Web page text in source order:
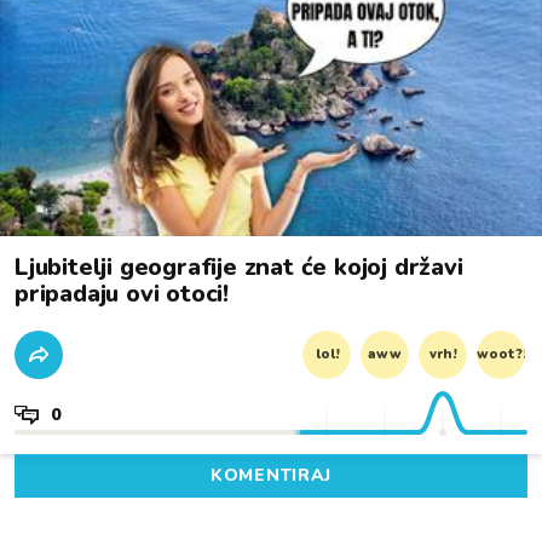
Ljubitelji geografije znat će kojoj državi
pripadaju ovi otoci!
lol! aww vrh! woot?!
0
KOMENTIRAJ